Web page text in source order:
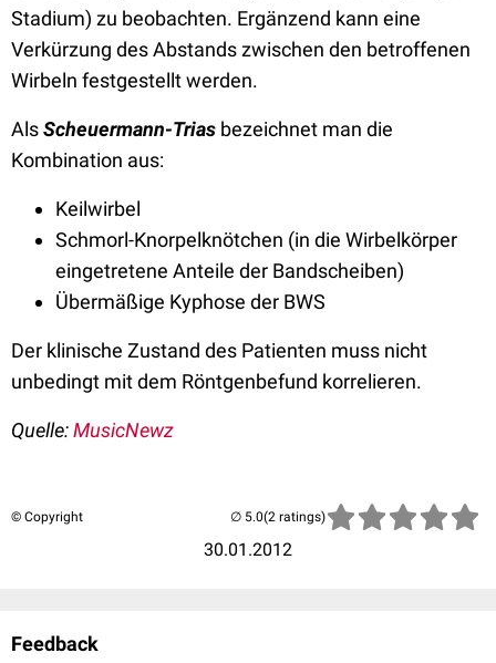
Stadium) zu beobachten. Ergänzend kann eine
Verkürzung des Abstands zwischen den betroffenen
Wirbeln festgestellt werden.
AlsScheuermann-Trias bezeichnet man die
Kombination aus:
Keilwirbel
Schmorl-Knorpelknötchen (in die Wirbelkörper
eingetretene Anteile der Bandscheiben)
Übermäßige Kyphose der BWS
Der klinische Zustand des Patienten muss nicht
unbedingt mit dem Röntgenbefund korrelieren.
Quelle:MusicNewz
© Copyright
30.01.2012
(2 ratings)
Feedback